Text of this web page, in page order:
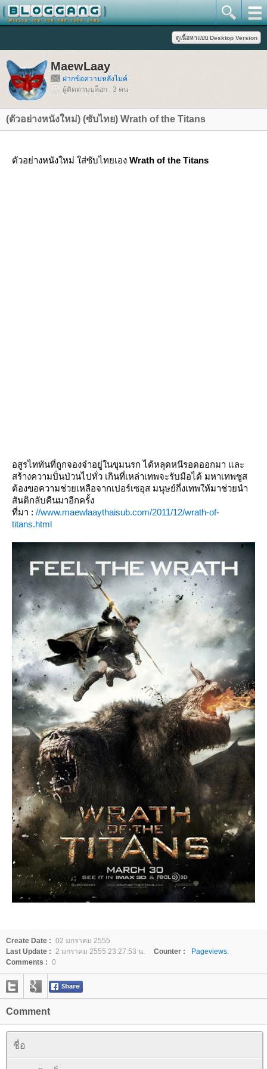
MaewLaay
ฝากข้อความหลังไมค์
ผู้ติดตามบล็อก : 3 คน
(ตัวอย่างหนังใหม่) (ซับไทย) Wrath of the Titans
ตัวอย่างหนังใหม่ ใส่ซับไทยเอง Wrath of the Titans
อสูรไททันที่ถูกจองจำอยู่ในขุมนรก ได้หลุดหนีรอดออกมา และ
สร้างความปั่นป่วนไปทั่ว เกินที่เหล่าเทพจะรับมือได้ มหาเทพซูส
ต้องขอความช่วยเหลือจากเปอร์เซอุส มนุษย์กึ่งเทพให้มาช่วยนำ
สันติกลับคืนมาอีกครั้ง
ที่มา : //www.maewlaaythaisub.com/2011/12/wrath-of-
titans.html
Create Date : 02 มกราคม 2555
Last Update : 2 มกราคม 2555 23:27:53 น. Counter :
Pageviews.
Comments : 0
Comment